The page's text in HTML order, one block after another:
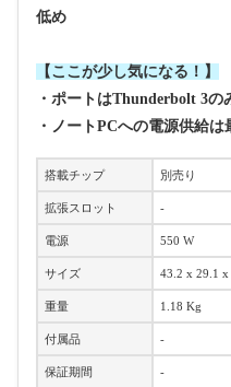
低め
【ここが少し気になる！】
・ポートはThunderbolt 3の
・ノートPCへの電源供給
搭載チップ 別売り
拡張スロット -
電源 550 W
サイズ 43.2 x 29.1 x
重量 1.18 Kg
付属品 -
保証期間 -